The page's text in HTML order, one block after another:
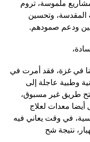
ملموسة، تروم
المقدسة، وتحسين
ودعم صمودهم.
في غزة، فقد أمرت في
وطبية عاجلة إلى
طريق غير مسبوق،
أيضا معدات لعلاج
في وقت يعاني فيه
نتيجة شح